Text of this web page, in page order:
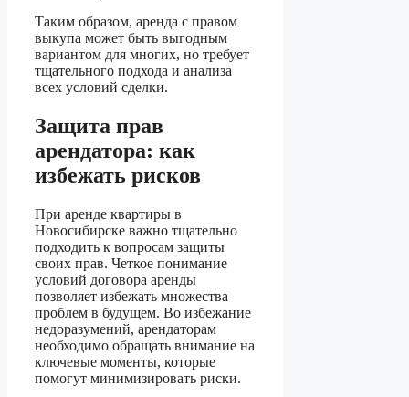
Таким образом, аренда с правом
выкупа может быть выгодным
вариантом для многих, но требует
тщательного подхода и анализа
всех условий сделки.
Защита прав
арендатора: как
избежать рисков
При аренде квартиры в
Новосибирске важно тщательно
подходить к вопросам защиты
своих прав. Четкое понимание
условий договора аренды
позволяет избежать множества
проблем в будущем. Во избежание
недоразумений, арендаторам
необходимо обращать внимание на
ключевые моменты, которые
помогут минимизировать риски.